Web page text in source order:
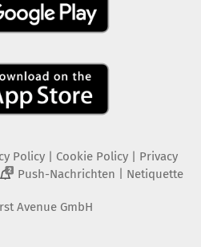
Policy| Cookie Policy| Privacy
2 Push-Nachrichten Netiquette
Avenue GmbH